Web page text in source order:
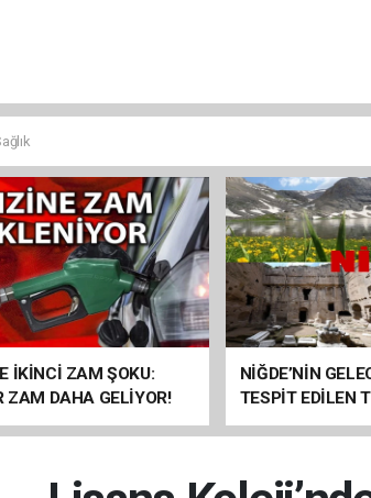
İKİNCİ ZAM ŞOKU:
ZAM DAHA GELİYOR!
NİĞDE’NİN
TESPİT EDİLEN
SOMUT ÇÖZÜM